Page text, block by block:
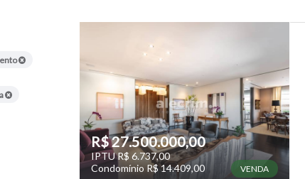
R$ 27.500.000,00
IPTU R$ 6.737,00
Condomínio R$ 14.409,00
VENDA